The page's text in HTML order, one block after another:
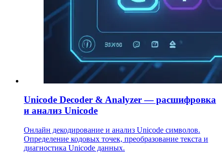
Unicode Decoder & Analyzer — расшифровка
и анализ Unicode
Онлайн декодирование и анализ Unicode символов.
Определение кодовых точек, преобразование текста и
диагностика Unicode данных.